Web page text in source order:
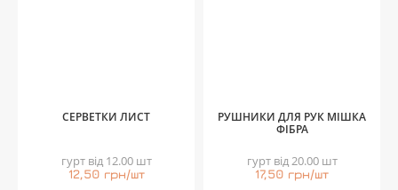
СЕРВЕТКИ ЛИСТ
гурт від 12.00 шт
12,50 грн/шт
РУШНИКИ ДЛЯ РУК МІШКА
ФІБРА
гурт від 20.00 шт
17,50 грн/шт